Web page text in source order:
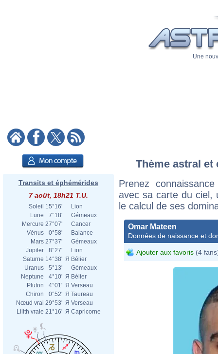
Une
Transits et éphémérides
7 août, 18h21 T.U.
Soleil 15°16'
Lion
Lune
7°18'
Gémeaux
Mercure 27°07'
Cancer
Vénus
0°58'
Balance
Mars 27°37'
Gémeaux
Jupiter
8°27'
Lion
Saturne 14°38' Я Bélier
Uranus
5°13'
Gémeaux
Neptune
4°10' Я Bélier
Pluton
4°01' Я Verseau
Chiron
0°52' Я Taureau
Nœud vrai 29°53' Я Verseau
Lilith vraie 21°16' Я Capricorne
Thème astral et
Prenez
avec sa carte du ciel,
le calcul de ses
Omar Mateen
Données de naissance et
Ajouter aux favoris (4